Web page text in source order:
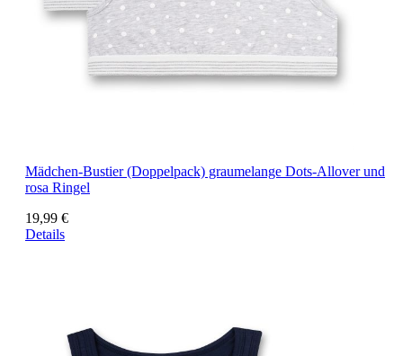
Mädchen-Bustier (Doppelpack) graumelange Dots-Allover und
rosa Ringel
19,99 €
Details